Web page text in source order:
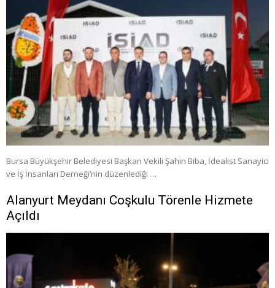
Bursa Büyükşehir Belediyesi Başkan Vekili Şahin Biba, İdealist Sanayici
ve İş İnsanları Derneği’nin düzenlediği …
Alanyurt Meydanı Coşkulu Törenle Hizmete
Açıldı